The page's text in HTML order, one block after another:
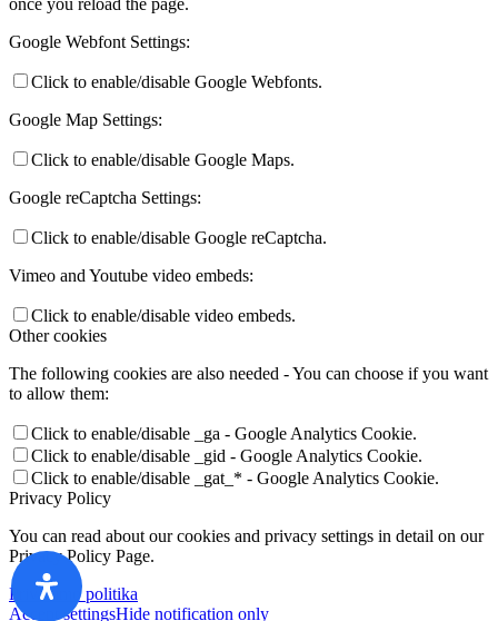
Google Webfont Settings:
Click to enable/disable Google Webfonts.
Google Map Settings:
Click to enable/disable Google Maps.
Google reCaptcha Settings:
Click to enable/disable Google reCaptcha.
Vimeo and Youtube video embeds:
Click to enable/disable video embeds.
Other cookies
The following cookies are also needed - You can choose if you want
to allow them:
Click to enable/disable _ga - Google Analytics Cookie.
Click to enable/disable _gid - Google Analytics Cookie.
Click to enable/disable _gat_* - Google Analytics Cookie.
Privacy Policy
You can read about our cookies and privacy settings in detail on our
Privacy Policy Page.
Privatumo politika
Accept settingsHide notification only